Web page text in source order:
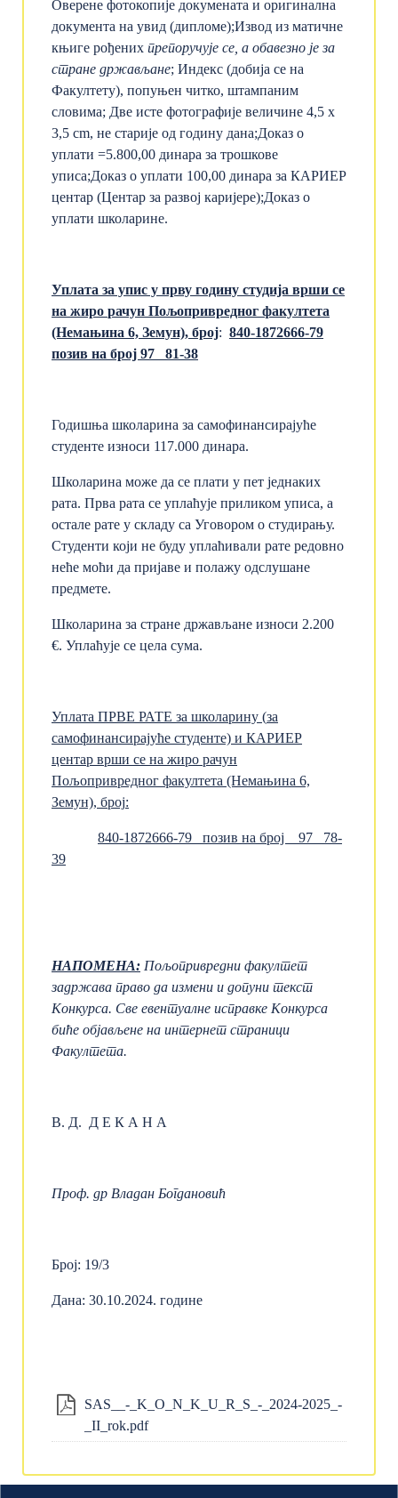
Оверене фотокопије докумената и оригинална
документа на увид (дипломе);Извод из матичне
књиге рођених препоручује се, а обавезно је за
стране држављане; Индекс (добија се на
Факултету), попуњен читко, штампаним
словима; Две исте фотографије величине 4,5 x
3,5 cm, не старије од годину дана;Доказ о
уплати =5.800,00 динара за трошкове
уписа;Доказ о уплати 100,00 динара за КАРИЕР
центар (Центар за развој каријере);Доказ о
уплати школарине.
Уплата за упис у прву годину студија врши се
на жиро рачун Пољопривредног факултета
(Немањина 6, Земун), број: 840-1872666-79
позив на број 97 81-38
Годишња школарина за самофинансирајуће
студенте износи 117.000 динара.
Школарина може да се плати у пет једнаких
рата. Прва рата се уплаћује приликом уписа, а
остале рате у складу са Уговором о студирању.
Студенти који не буду уплаћивали рате редовно
неће моћи да пријаве и полажу одслушане
предмете.
Школарина за стране држављане износи 2.200
€. Уплаћује се цела сума.
Уплата ПРВЕ РАТЕ за школарину (за
самофинансирајуће студенте) и КАРИЕР
центар врши се на жиро рачун
Пољопривредног факултета (Немањина 6,
Земун), број:
840-1872666-79 позив на број 97 78-
39
НАПОМЕНА: Пољопривредни факултет
задржава право да измени и допуни текст
Конкурса. Све евентуалне исправке Конкурса
биће објављене на интернет страници
Факултета.
В. Д. Д Е К А Н A
Проф. др Владан Богдановић
Број: 19/3
Дана: 30.10.2024. године
SAS__-_K_O_N_K_U_R_S_-_2024-2025_-
_II_rok.pdf